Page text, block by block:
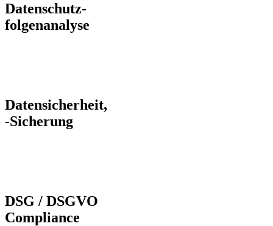
Datenschutz-
folgenanalyse
Datensicherheit,
-Sicherung
DSG / DSGVO
Compliance